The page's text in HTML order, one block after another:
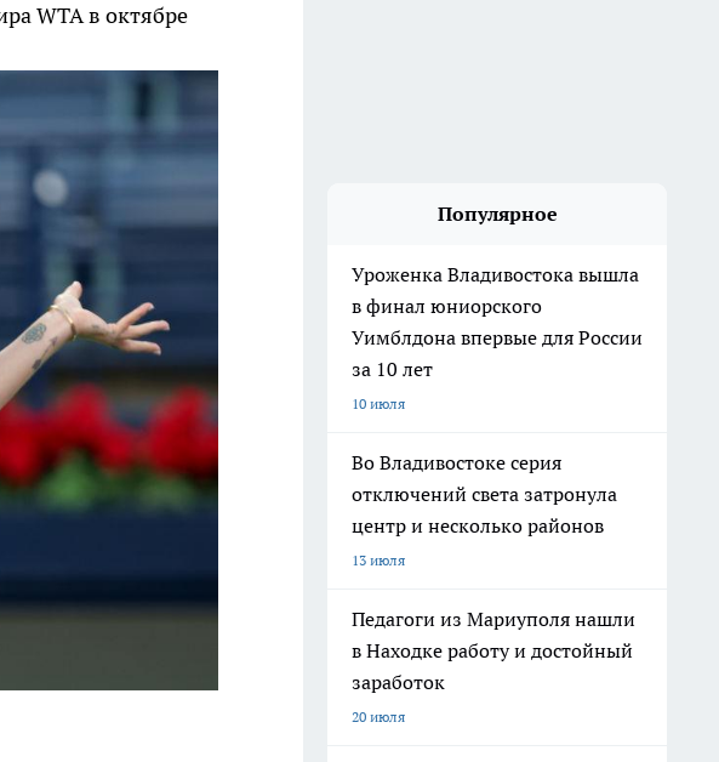
WTA в октябре
Популярное
Уроженка Владивостока вышла
в финал юниорского
Уимблдона впервые для России
за 10 лет
10 июля
Во Владивостоке серия
отключений света затронула
центр и несколько районов
13 июля
Педагоги из Мариуполя нашли
в Находке работу и достойный
заработок
20 июля